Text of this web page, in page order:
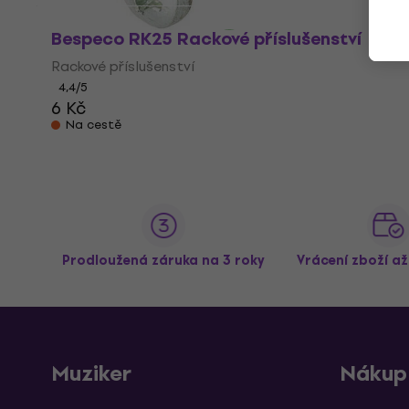
Bespeco RK25 Rackové příslušenství
Rackové příslušenství
4,4/5
6 Kč
Na cestě
Prodloužená záruka na 3 roky Vrácení zboží
Muziker Nákup